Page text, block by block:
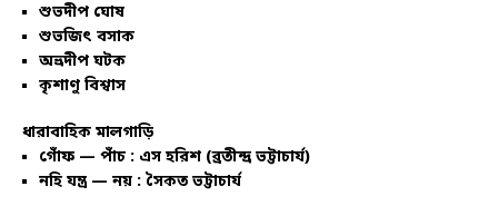
শুভদীপ ঘোষ
শুভজিৎ বসাক
অভ্রদীপ ঘটক
কৃশাণু বিশ্বাস
ধারাবাহিক মালগাড়ি
গোঁফ — পাঁচ : এস হরিশ (ব্রতীন্দ্র ভট্টাচার্য)
নহি যন্ত্র — নয় : সৈকত ভট্টাচার্য